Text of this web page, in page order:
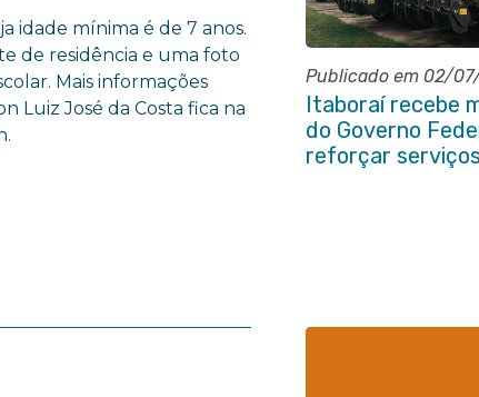
idade mínima é de 7 anos.
de residência e uma foto
Mais informações
Luiz José da Costa fica na
Publicado em 02/
Itaboraí recebe
do Governo
reforçar